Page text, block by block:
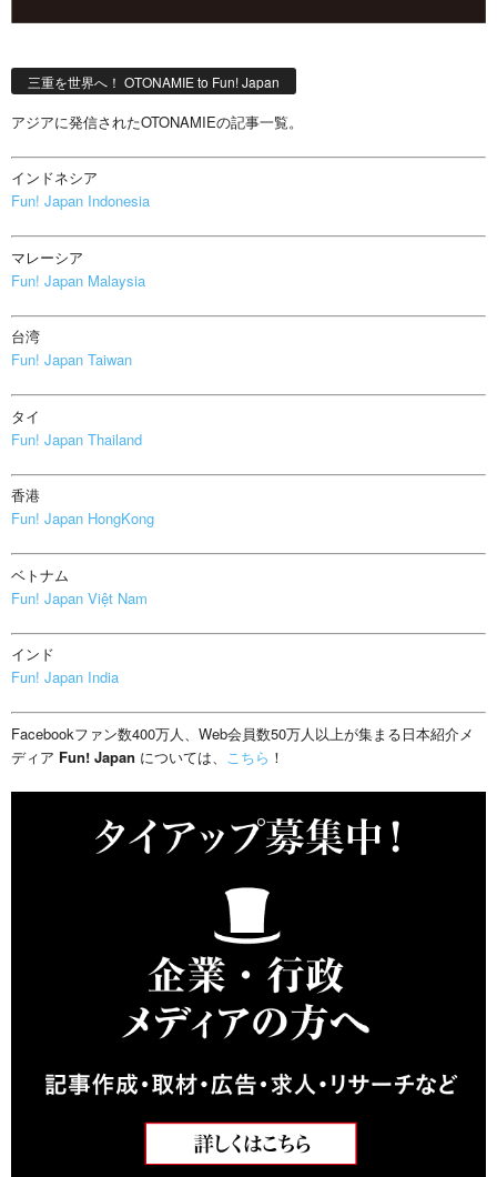
三重を世界へ！ OTONAMIE to Fun! Japan
アジアに発信されたOTONAMIEの記事一覧。
インドネシア
Fun! Japan Indonesia
マレーシア
Fun! Japan Malaysia
台湾
Fun! Japan Taiwan
タイ
Fun! Japan Thailand
香港
Fun! Japan HongKong
ベトナム
Fun! Japan Việt Nam
インド
Fun! Japan India
Facebookファン数400万人、Web会員数50万人以上が集まる日本紹介メ
ディア Fun! Japan については、 こちら ！